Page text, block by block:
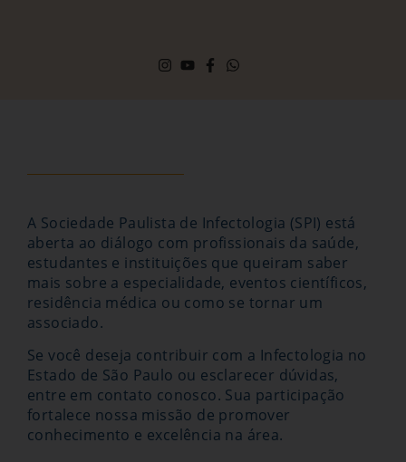
A Sociedade Paulista de Infectologia (SPI) está
aberta ao diálogo com profissionais da saúde,
estudantes e instituições que queiram saber
mais sobre a especialidade, eventos científicos,
residência médica ou como se tornar um
associado.
Se você deseja contribuir com a Infectologia no
Estado de São Paulo ou esclarecer dúvidas,
entre em contato conosco. Sua participação
fortalece nossa missão de promover
conhecimento e excelência na área.